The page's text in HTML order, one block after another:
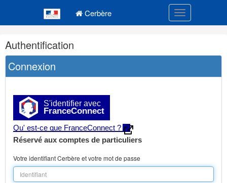
Cerbère Toggle
Navigation
et
outils
annexes
Authentification
Connexion
S'identifier avec
FranceConnect
Qu' est-ce que FranceConnect ?
Réservé aux comptes de particuliers
Votre identifiant Cerbère et votre mot de passe